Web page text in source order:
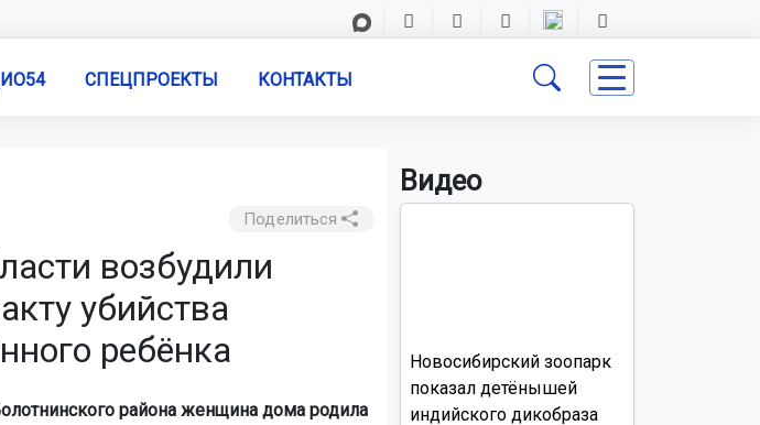
СПЕЦПРОЕКТЫ КОНТАКТЫ
Поделиться
возбудили
убийства
ребёнка
района женщина дома родила
Видео
Новосибирский зоопарк
показал детёнышей
индийского дикобраза